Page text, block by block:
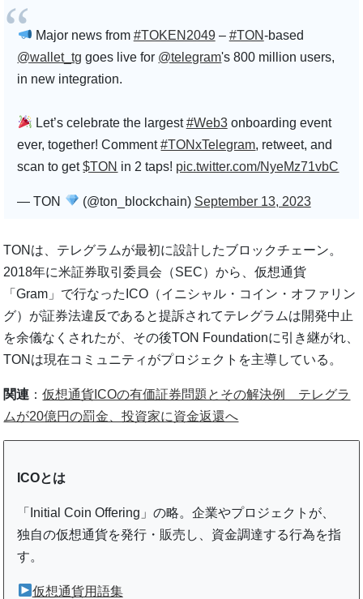
Major news from #TOKEN2049– #TON-based
@wallet_tg goes live for @telegram's 800 million users,
in new integration.
Let’s celebrate the largest#Web3onboarding event
ever, together! Comment#TONxTelegram, retweet, and
scan to get$TON in 2 taps! pic.twitter.com/NyeMz71vbC
— TON (@ton_blockchain) September 13, 2023
TONは、テレグラムが最初に設計したブロックチェーン。
2018年に米証券取引委員会（SEC）から、仮想通貨
「Gram」で行なったICO（イニシャル・コイン・オファリン
グ）が証券法違反であると提訴されてテレグラムは開発中止
を余儀なくされたが、その後TON Foundationに引き継がれ、
TONは現在コミュニティがプロジェクトを主導している。
関連 ：仮想通貨ICOの有価証券問題とその解決例 テレグラ
ムが20億円の罰金、投資家に資金返還へ
ICOとは
「Initial Coin Offering」の略。企業やプロジェクトが、
独自の仮想通貨を発行・販売し、資金調達する行為を指
す。
仮想通貨用語集